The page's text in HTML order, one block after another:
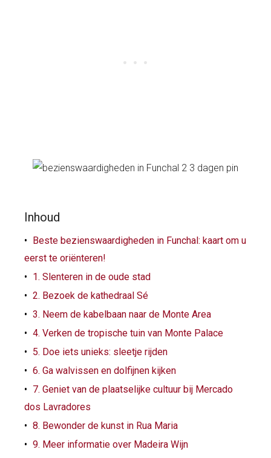
Inhoud
Beste bezienswaardigheden in Funchal: kaart om u
eerst te oriënteren!
1. Slenteren in de oude stad
2. Bezoek de kathedraal Sé
3. Neem de kabelbaan naar de Monte Area
4. Verken de tropische tuin van Monte Palace
5. Doe iets unieks: sleetje rijden
6. Ga walvissen en dolfijnen kijken
7. Geniet van de plaatselijke cultuur bij Mercado
dos Lavradores
8. Bewonder de kunst in Rua Maria
9. Meer informatie over Madeira Wijn